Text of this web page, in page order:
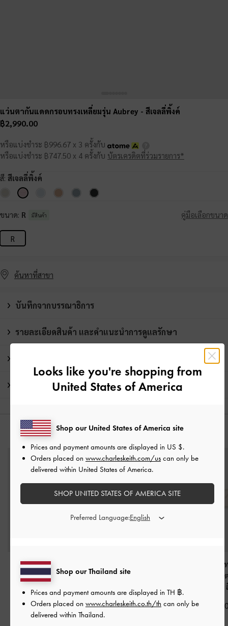
แว่นตากันแดดกรอบทรงเหลี่ยมรุ่น Aubrey - สีเจลลี่พิ้งค์
฿2,990.00
หรือแบ่งชำระ ฿996.67 x 3 ครั้งกับ
หรือแบ่งชำระ ฿747.50 x 4 ครั้งกับ บัตรเครดิตที่ร่วมรายการ*
สี: สีเจลลี่พิ้งค์
ขนาด: R มีสินค้า คู่มือเลือกขนาด
R
ค้นหาที่สาขา
บันทึกจากบรรณาธิการ
รายละเอียดสินค้า และคำแนะนำการดูแลรักษา
การจัดส่ง และการคืนสินค้า
แว่นตากันแดดทรงแค
ทอายรุ่น Adalyn- สี
฿2,790.00
รีวัสดุอะซิเตทรีไซเคิลรุ่น
฿2,790.00
แว่นตากันแดด
ทอายวัสดุอะซิ
เคิลรุ่น Maeva
-
฿2,790.00
Looks like you're shopping from
United States of America
Shop our Thailand site
Prices and payment amounts are displayed in TH ฿.
Orders placed on www.charleskeith.co.th/th can only be
delivered within Thailand.
Shop our United States of America site
Prices and payment amounts are displayed in US $.
Orders placed on www.charleskeith.com/us can only be
delivered within United States of America.
SHOP UNITED STATES OF AMERICA SITE
Preferred Language: